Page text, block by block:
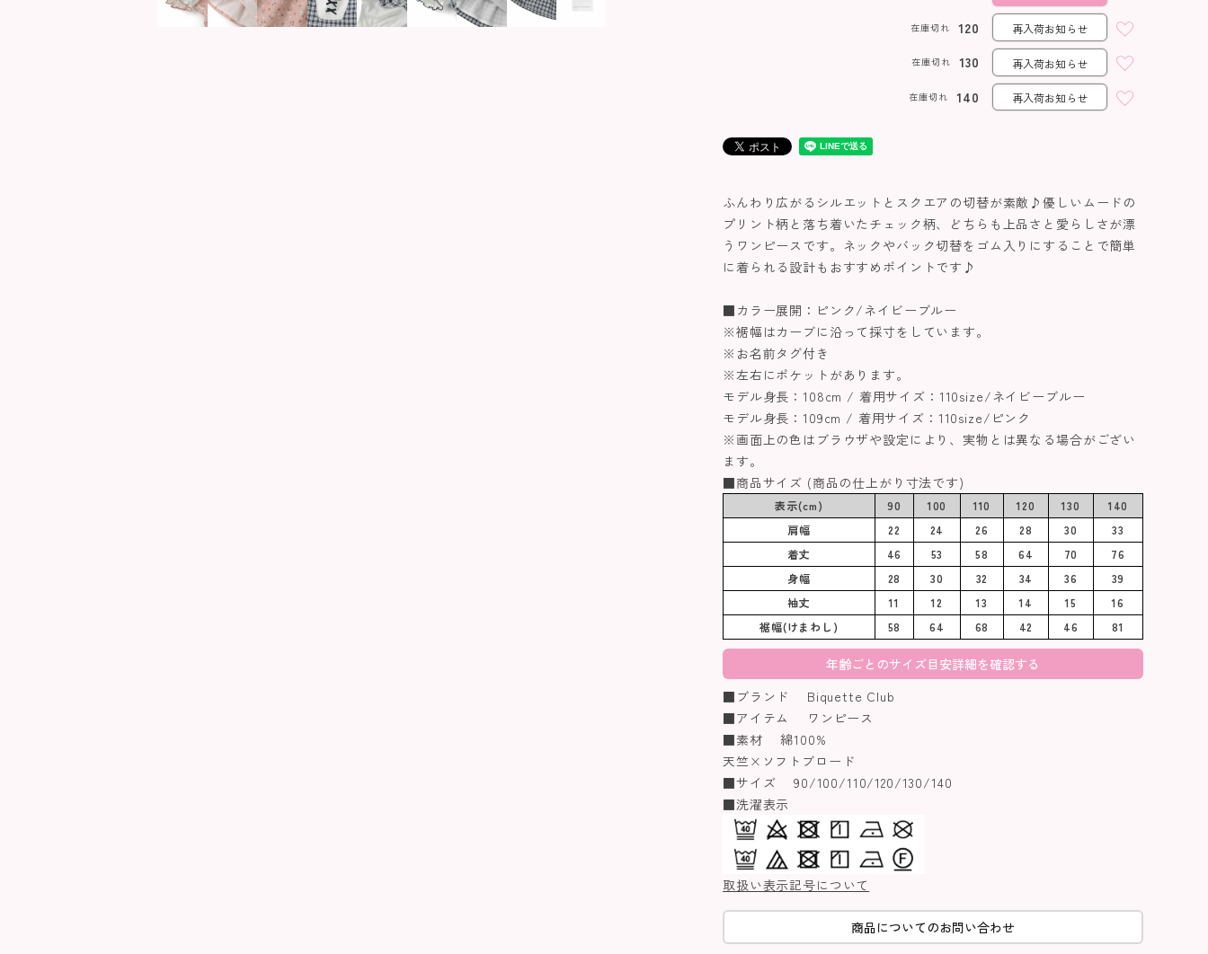
120
在庫切れ 再入荷お知らせ
130
在庫切れ 再入荷お知らせ
140
在庫切れ 再入荷お知らせ
ふんわり広がるシルエットとスクエアの切替が素敵♪優しいムードの
プリント柄と落ち着いたチェック柄、どちらも上品さと愛らしさが漂
うワンピースです。ネックやバック切替をゴム入りにすることで簡単
に着られる設計もおすすめポイントです♪
■カラー展開：ピンク/ネイビーブルー
※裾幅はカーブに沿って採寸をしています。
※お名前タグ付き
※左右にポケットがあります。
モデル身長：108cm / 着用サイズ：110size/ネイビーブルー
モデル身長：109cm / 着用サイズ：110size/ピンク
※画面上の色はブラウザや設定により、実物とは異なる場合がござい
ます。
■商品サイズ (商品の仕上がり寸法です)
表示(cm) 90 100 110 120 130
140
肩幅
22 24 26 28 30
33
着丈
46 53 58 64 70
76
身幅
28 30 32 34 36
39
袖丈
11 12 13 14 15
16
裾幅(けまわし)
58 64 68 42 46 81
年齢ごとのサイズ目安詳細を確認する
■ブランド Biquette Club
■アイテム ワンピース
■素材 綿100%
天竺×ソフトブロード
■サイズ 90/100/110/120/130/140
■洗濯表示
取扱い表示記号について
商品についてのお問い合わせ